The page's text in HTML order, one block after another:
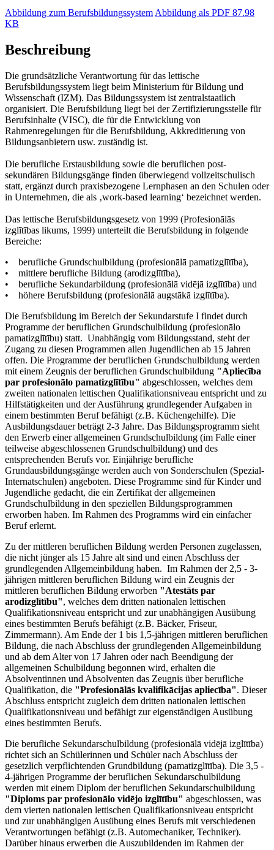
Abbildung zum Berufsbildungssystem Abbildung als PDF 87.98
KB
Beschreibung
Die grundsätzliche Verantwortung für das lettische
Berufsbildungssystem liegt beim Ministerium für Bildung und
Wissenschaft (IZM). Das Bildungssystem ist zentralstaatlich
organisiert. Die Berufsbildung liegt bei der Zertifizierungsstelle für
Berufsinhalte (VISC), die für die Entwicklung von
Rahmenregelungen für die Berufsbildung, Akkreditierung von
Bildungsanbietern usw. zuständig ist.
Die berufliche Erstausbildung sowie die beruflichen post-
sekundären Bildungsgänge finden überwiegend vollzeitschulisch
statt, ergänzt durch praxisbezogene Lernphasen an den Schulen oder
in Unternehmen, die als ‚work-based learning‘ bezeichnet werden.
Das lettische Berufsbildungsgesetz von 1999 (Profesionālās
izglītības likums, 1999) unterteilt die Berufsbildung in folgende
Bereiche:
• berufliche Grundschulbildung (profesionālā pamatizglītība),
• mittlere berufliche Bildung (arodizglītība),
• berufliche Sekundarbildung (profesionālā vidējā izglītība) und
• höhere Berufsbildung (profesionālā augstākā izglītība).
Die Berufsbildung im Bereich der Sekundarstufe I findet durch
Programme der beruflichen Grundschulbildung (profesionālo
pamatizglītību) statt. Unabhängig vom Bildungsstand, steht der
Zugang zu diesen Programmen allen Jugendlichen ab 15 Jahren
offen. Die Programme der beruflichen Grundschulbildung werden
mit einem Zeugnis der beruflichen Grundschulbildung "Apliecība
par profesionālo pamatizglītību" abgeschlossen, welches dem
zweiten nationalen lettischen Qualifikationsniveau entspricht und zu
Hilfstätigkeiten und der Ausführung grundlegender Aufgaben in
einem bestimmten Beruf befähigt (z.B. Küchengehilfe). Die
Ausbildungsdauer beträgt 2-3 Jahre. Das Bildungsprogramm sieht
den Erwerb einer allgemeinen Grundschulbildung (im Falle einer
teilweise abgeschlossenen Grundschulbildung) und des
entsprechenden Berufs vor. Einjährige berufliche
Grundausbildungsgänge werden auch von Sonderschulen (Spezial-
Internatschulen) angeboten. Diese Programme sind für Kinder und
Jugendliche gedacht, die ein Zertifikat der allgemeinen
Grundschulbildung in den speziellen Bildungsprogrammen
erworben haben. Im Rahmen des Programms wird ein einfacher
Beruf erlernt.
Zu der mittleren beruflichen Bildung werden Personen zugelassen,
die nicht jünger als 15 Jahre alt sind und einen Abschluss der
grundlegenden Allgemeinbildung haben. Im Rahmen der 2,5 - 3-
jährigen mittleren beruflichen Bildung wird ein Zeugnis der
mittleren beruflichen Bildung erworben "Atestāts par
arodizglītību", welches dem dritten nationalen lettischen
Qualifikationsniveau entspricht und zur unabhängigen Ausübung
eines bestimmten Berufs befähigt (z.B. Bäcker, Friseur,
Zimmermann). Am Ende der 1 bis 1,5-jährigen mittleren beruflichen
Bildung, die nach Abschluss der grundlegenden Allgemeinbildung
und ab dem Alter von 17 Jahren oder nach Beendigung der
allgemeinen Schulbildung begonnen wird, erhalten die
Absolventinnen und Absolventen das Zeugnis über berufliche
Qualifikation, die "Profesionālās kvalifikācijas apliecība". Dieser
Abschluss entspricht zugleich dem dritten nationalen lettischen
Qualifikationsniveau und befähigt zur eigenständigen Ausübung
eines bestimmten Berufs.
Die berufliche Sekundarschulbildung (profesionālā vidējā izglītība)
richtet sich an Schülerinnen und Schüler nach Abschluss der
gesetzlich verpflichtenden Grundbildung (pamatizglītība). Die 3,5 -
4-jährigen Programme der beruflichen Sekundarschulbildung
werden mit einem Diplom der beruflichen Sekundarschulbildung
"Diploms par profesionālo vidējo izglītību" abgeschlossen, was
dem vierten nationalen lettischen Qualifikationsniveau entspricht
und zur unabhängigen Ausübung eines Berufs mit verschiedenen
Verantwortungen befähigt (z.B. Automechaniker, Techniker).
Darüber hinaus erwerben die Auszubildenden im Rahmen der